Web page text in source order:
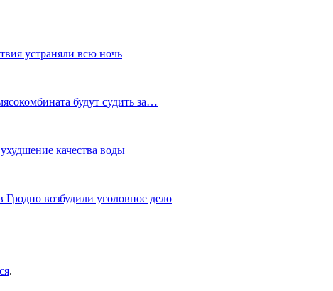
устраняли всю ночь
будут судить за…
качества воды
возбудили уголовное дело
.